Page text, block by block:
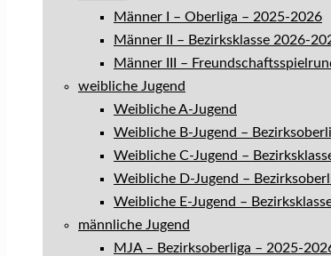
Männer I – Oberliga – 2025-2026
Männer II – Bezirksklasse 2026-
Männer III –
weibliche Jugend
Weibliche A-Jugend
Weibliche B-Jugend –
Weibliche C-Jugend –
Weibliche D-Jugend –
Weibliche E-Jugend –
männliche Jugend
MJA – Bezirksoberliga – 2025-